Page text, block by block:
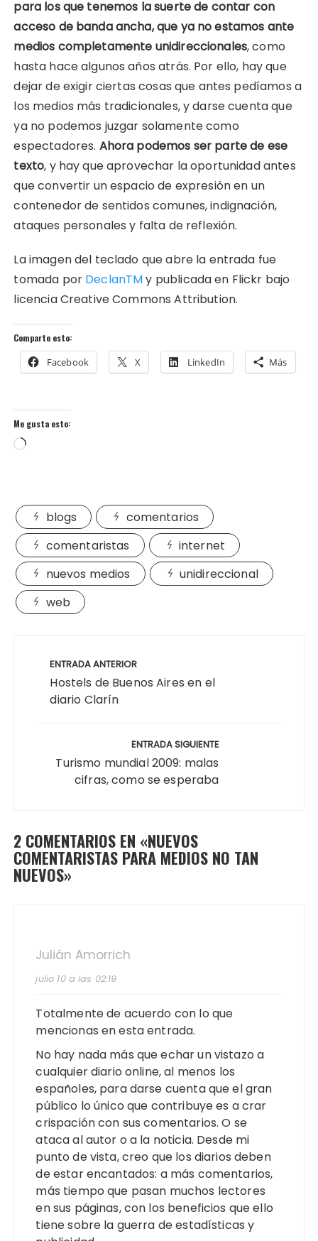
para los que tenemos la suerte de contar con
acceso de banda ancha, que ya no estamos ante
medios completamente unidireccionales, como
hasta hace algunos años atrás. Por ello, hay que
dejar de exigir ciertas cosas que antes pedíamos a
los medios más tradicionales, y darse cuenta que
ya no podemos juzgar solamente como
espectadores. Ahora podemos ser parte de ese
texto, y hay que aprovechar la oportunidad antes
que convertir un espacio de expresión en un
contenedor de sentidos comunes, indignación,
ataques personales y falta de reflexión.
La imagen del teclado que abre la entrada fue
tomada por DeclanTMy publicada en Flickr bajo
licencia Creative Commons Attribution.
Comparte esto:
Facebook X LinkedIn Más
Me gusta esto:
Cargando...
blogs
comentarios
comentaristas
internet
nuevos medios
unidireccional
web
entradas
ENTRADA ANTERIOR
Hostels de Buenos Aires en el
diario Clarín
ENTRADA SIGUIENTE
Turismo mundial 2009: malas
cifras, como se esperaba
2 COMENTARIOS EN «NUEVOS
COMENTARISTAS PARA MEDIOS NO TAN
NUEVOS»
Julián Amorrich
julio 10 a las 02:19
Totalmente de acuerdo con lo que
mencionas en esta entrada.
No hay nada más que echar un vistazo a
cualquier diario online, al menos los
españoles, para darse cuenta que el gran
público lo único que contribuye es a crar
crispación con sus comentarios. O se
ataca al autor o a la noticia. Desde mi
punto de vista, creo que los diarios deben
de estar encantados: a más comentarios,
más tiempo que pasan muchos lectores
en sus páginas, con los beneficios que ello
tiene sobre la guerra de estadísticas y